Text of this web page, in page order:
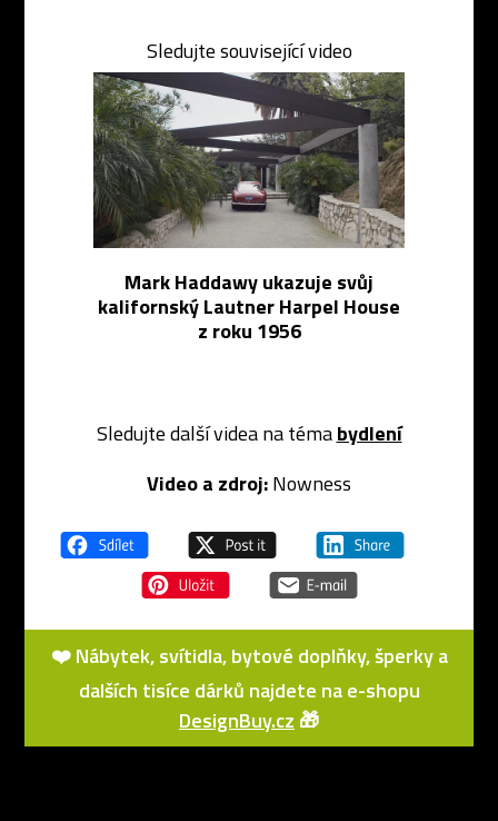
Sledujte související video
Mark Haddawy ukazuje svůj
kalifornský Lautner Harpel House
z roku 1956
Sledujte další videa na témabydlení
Video a zdroj:Nowness
❤️ Nábytek, svítidla, bytové doplňky, šperky a
dalších tisíce dárků najdete na e-shopu
DesignBuy.cz 🎁